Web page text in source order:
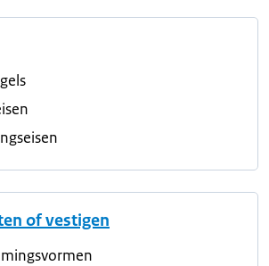
of vestigen